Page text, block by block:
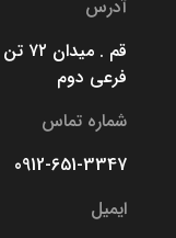
آدرس
فرعی دوم
شماره تماس
0912-651-3347
ایمیل